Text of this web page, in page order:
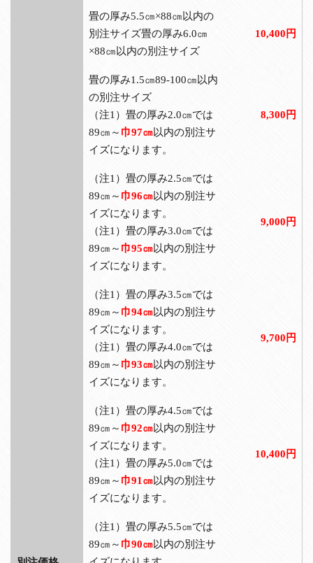
畳の厚み5.5㎝×88㎝以内の
別注サイズ畳の厚み6.0㎝
×88㎝以内の別注サイズ
10,400円
畳の厚み1.5㎝89-100㎝以内
の別注サイズ
（注1）畳の厚み2.0㎝では
89㎝～ 巾97㎝以内の別注サ
イズになります。
8,300円
（注1）畳の厚み2.5㎝では
89㎝～ 巾96㎝以内の別注サ
イズになります。
（注1）畳の厚み3.0㎝では
89㎝～ 巾95㎝以内の別注サ
イズになります。
9,000円
（注1）畳の厚み3.5㎝では
89㎝～ 巾94㎝以内の別注サ
イズになります。
（注1）畳の厚み4.0㎝では
89㎝～ 巾93㎝以内の別注サ
イズになります。
9,700円
（注1）畳の厚み4.5㎝では
89㎝～ 巾92㎝以内の別注サ
イズになります。
（注1）畳の厚み5.0㎝では
89㎝～ 巾91㎝以内の別注サ
イズになります。
10,400円
（注1）畳の厚み5.5㎝では
89㎝～ 巾90㎝以内の別注サ